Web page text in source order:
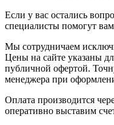
Если у вас остались
специалисты помогут
Мы сотрудничаем
Цены на сайте указаны
публичной офертой.
менеджера при
Оплата производится
оперативно выставим